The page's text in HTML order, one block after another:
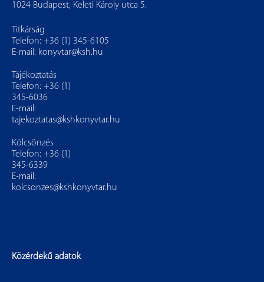
1024 Budapest, Keleti Károly utca 5.
Titkárság
Telefon: +36 (1) 345-6105
E-mail: konyvtar@ksh.hu
Tájékoztatás
Telefon: +36 (1)
345-6036
E-mail:
tajekoztatas@kshkonyvtar.hu
Kölcsönzés
Telefon: +36 (1)
345-6339
E-mail:
kolcsonzes@kshkonyvtar.hu
Közérdekű adatok